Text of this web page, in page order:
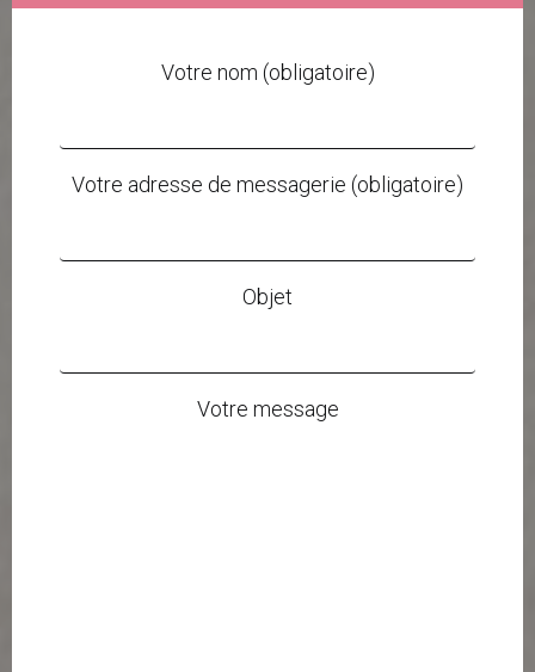
Votre nom (obligatoire)
Votre adresse de messagerie (obligatoire)
Objet
Votre message